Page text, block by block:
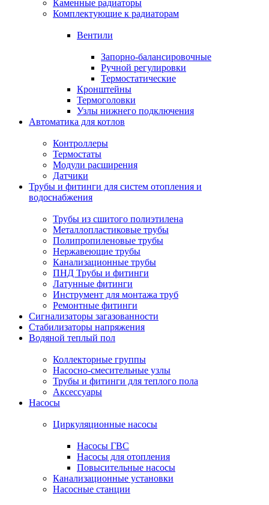
Каменные радиаторы
Комплектующие к радиаторам
Вентили
Запорно-балансировочные
Ручной регулировки
Термостатические
Кронштейны
Термоголовки
Узлы нижнего подключения
Автоматика для котлов
Контроллеры
Термостаты
Модули расширения
Датчики
Трубы и фитинги для систем отопления и
водоснабжения
Трубы из сшитого полиэтилена
Металлопластиковые трубы
Полипропиленовые трубы
Нержавеющие трубы
Канализационные трубы
ПНД Трубы и фитинги
Латунные фитинги
Инструмент для монтажа труб
Ремонтные фитинги
Сигнализаторы загазованности
Стабилизаторы напряжения
Водяной теплый пол
Коллекторные группы
Насосно-смесительные узлы
Трубы и фитинги для теплого пола
Аксессуары
Насосы
Циркуляционные насосы
Насосы ГВС
Насосы для отопления
Повысительные насосы
Канализационные установки
Насосные станции